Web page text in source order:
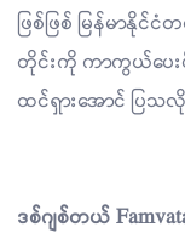
ဖြစ်ဖြစ် မြန်မာနို
တိုင်းကို ကာကွယ်ပေ
ထင်ရှားအောင် ပြ
ဒစ်ဂျစ်တယ်